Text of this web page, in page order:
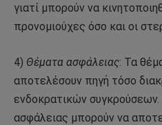
γιατί μπορούν να
προνομιούχες όσο και οι
4) Θέματα ασφάλειας: Τα
αποτελέσουν πηγή τόσο
ενδοκρατικών
ασφάλειας μπορούν να